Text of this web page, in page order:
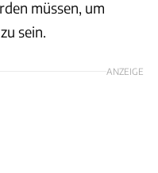
müssen, um
sein.
ANZEIGE